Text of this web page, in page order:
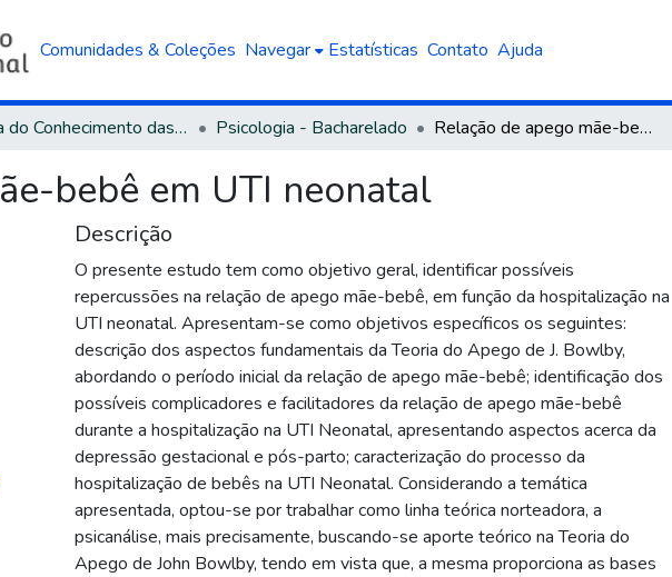
Comunidades & Coleções Navegar Estatísticas Contato Ajuda
Área do Conhecimento das Ciências Humanas Psicologia - Bacharelado Relação de apego mãe-bebê em UTI neonatal
bebê em UTI neonatal
Descrição
O presente estudo tem como objetivo geral, identificar possíveis
repercussões na relação de apego mãe-bebê, em função da hospitalização na
UTI neonatal. Apresentam-se como objetivos específicos os seguintes:
descrição dos aspectos fundamentais da Teoria do Apego de J. Bowlby,
abordando o período inicial da relação de apego mãe-bebê; identificação dos
possíveis complicadores e facilitadores da relação de apego mãe-bebê
durante a hospitalização na UTI Neonatal, apresentando aspectos acerca da
depressão gestacional e pós-parto; caracterização do processo da
hospitalização de bebês na UTI Neonatal. Considerando a temática
apresentada, optou-se por trabalhar como linha teórica norteadora, a
psicanálise, mais precisamente, buscando-se aporte teórico na Teoria do
Apego de John Bowlby, tendo em vista que, a mesma proporciona as bases